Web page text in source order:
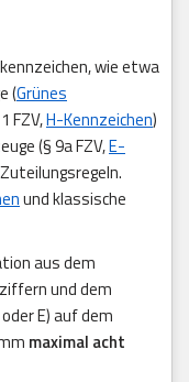
wie etwa
(Grünes
FZV,H-Kennzeichen)
(§ 9a FZV,E-
und klassische
aus dem
und dem
E) auf dem
maximal acht